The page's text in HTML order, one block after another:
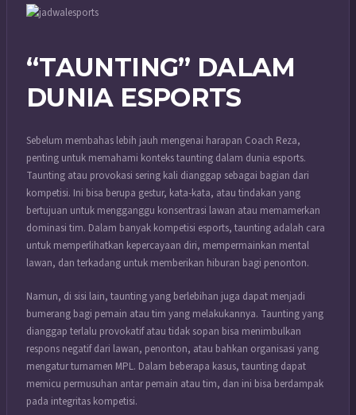
“TAUNTING” DALAM
DUNIA ESPORTS
Sebelum membahas lebih jauh mengenai harapan Coach Reza,
penting untuk memahami konteks taunting dalam dunia esports.
Taunting atau provokasi sering kali dianggap sebagai bagian dari
kompetisi. Ini bisa berupa gestur, kata-kata, atau tindakan yang
bertujuan untuk mengganggu konsentrasi lawan atau memamerkan
dominasi tim. Dalam banyak kompetisi esports, taunting adalah cara
untuk memperlihatkan kepercayaan diri, mempermainkan mental
lawan, dan terkadang untuk memberikan hiburan bagi penonton.
Namun, di sisi lain, taunting yang berlebihan juga dapat menjadi
bumerang bagi pemain atau tim yang melakukannya. Taunting yang
dianggap terlalu provokatif atau tidak sopan bisa menimbulkan
respons negatif dari lawan, penonton, atau bahkan organisasi yang
mengatur turnamen MPL. Dalam beberapa kasus, taunting dapat
memicu permusuhan antar pemain atau tim, dan ini bisa berdampak
pada integritas kompetisi.